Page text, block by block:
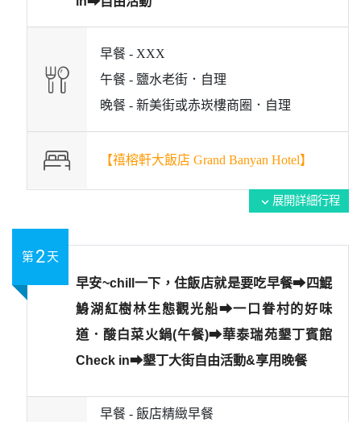
早餐 - XXX
午餐 - 鹽水老街．自理
晚餐 - 新美街或赤崁樓商圈．自理
【禧榕軒大飯店 Grand Banyan Hotel】
expand_more 展開詳細行程
第 2天
早安~chill一下，住飯店就是要吃早餐➡︎四鯤
鯓湖紅樹林生態觀光船➡︎一口眷村的好味
道．酸白菜火鍋(午餐)➡︎華泰瑞苑墾丁賓館
Check in➡︎墾丁大街自由活動&享用晚餐
早餐 - 飯店精緻早餐